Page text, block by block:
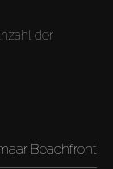
der
Beachfront